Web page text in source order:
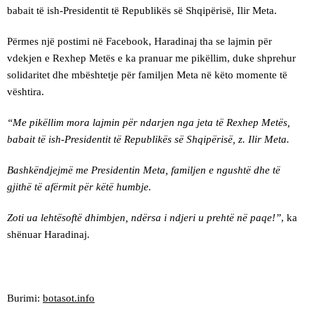
babait të ish-Presidentit të Republikës së Shqipërisë, Ilir Meta.
Përmes një postimi në Facebook, Haradinaj tha se lajmin për
vdekjen e Rexhep Metës e ka pranuar me pikëllim, duke shprehur
solidaritet dhe mbështetje për familjen Meta në këto momente të
vështira.
“Me pikëllim mora lajmin për ndarjen nga jeta të Rexhep Metës,
babait të ish-Presidentit të Republikës së Shqipërisë, z. Ilir Meta.
Bashkëndjejmë me Presidentin Meta, familjen e ngushtë dhe të
gjithë të afërmit për këtë humbje.
Zoti ua lehtësoftë dhimbjen, ndërsa i ndjeri u prehtë në paqe!”, ka
shënuar Haradinaj.
Burimi: botasot.info